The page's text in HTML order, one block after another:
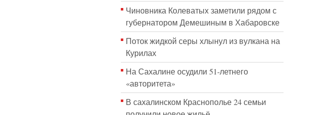
Чиновника Колеватых заметили рядом с
губернатором Демешиным в Хабаровске
Поток жидкой серы хлынул из вулкана на
Курилах
На Сахалине осудили 51-летнего
«авторитета»
В сахалинском Краснополье 24 семьи